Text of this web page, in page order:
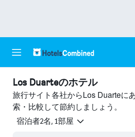
Los Duarteのホテル
旅行サイト各社からLos Duarteに
索・比較して節約しましょう。
宿泊者2名, 1​部屋